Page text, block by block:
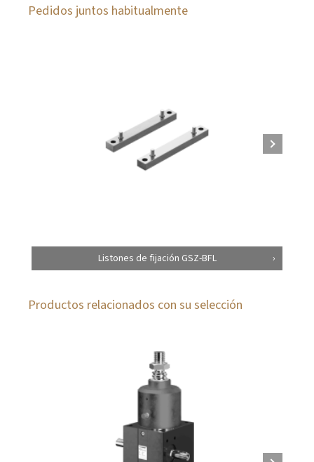
Pedidos juntos habitualmente
Listones de fijación GSZ-BFL
Productos relacionados con su selección